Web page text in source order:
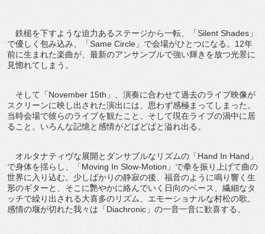
鉄槌を下すような迫力あるステージから一転、「Silent Shades」
で優しく包み込み、「Same Circle」で会場がひとつになる。12年
前に生まれた楽曲が、最新のアンサンブルで強い輝きを放つ光景に
見惚れてしまう。
そして「November 15th」、演奏に合わせて過去のライブ映像が
スクリーンに映し出された演出には、思わず感極まってしまった。
当時会場で彼らのライブを観たこと、そして現在ライブの渦中に居
ること。いろんな記憶と感情がどばどばと溢れ出る。
オルタナティヴな展開とダンサブルなリズムの「Hand In Hand」
で身体を揺らし、「Moving In Slow-Motion」で拳を振り上げて曲の
世界に入り込む。少しばかりの静寂の後、福音のように鳴り響く生
形のギターと、そこに艷やかに絡んでいく日向のベース、繊細なタ
ッチで繰り出される大喜多のリズム、エモーショナルな村松の歌。
感情の堰が切れた我々は「Diachronic」の一音一音に歓喜する。